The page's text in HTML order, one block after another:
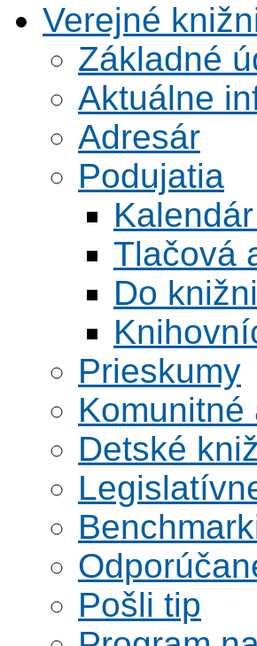
Verejné
Základné
Aktuálne
Adresár
Podujatia
Tlačová
Do
Prieskumy
Komunitné
Detské
Pošli tip